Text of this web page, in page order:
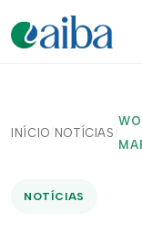
INÍCIO/ NOTÍCIAS /
NOTÍCIAS